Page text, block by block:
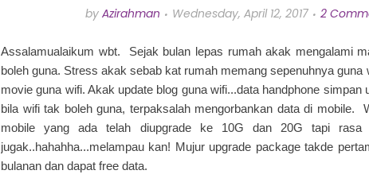
by Azirahman Wednesday, April 12, 2017 2
Assalamualaikum wbt. Sejak bulan lepas rumah akak mengalami
boleh guna. Stress akak sebab kat rumah memang sepenuhnya guna
movie guna wifi. Akak update blog guna wifi...data handphone simpan
bila wifi tak boleh guna, terpaksalah mengorbankan data di mobile.
mobile yang ada telah diupgrade ke 10G dan 20G tapi rasa
jugak..hahahha...melampau kan! Mujur upgrade package takde
bulanan dan dapat free data.